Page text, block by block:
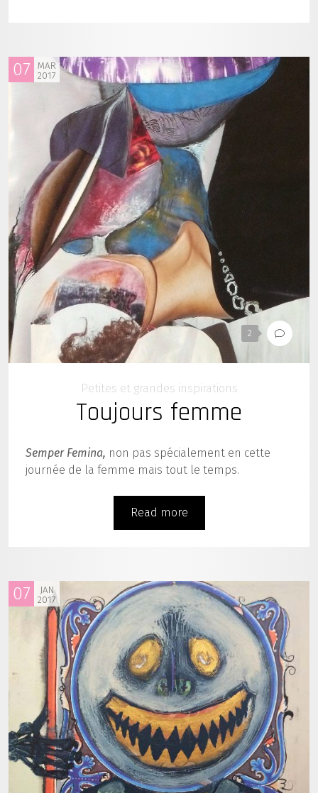
07
MAR
2017
2
Petites et grandes inspirations
Toujours femme
Semper Femina, non pas spécialement en cette
journée de la femme mais tout le temps.
Read more
07
JAN
2017